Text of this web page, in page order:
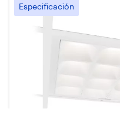
Especificación